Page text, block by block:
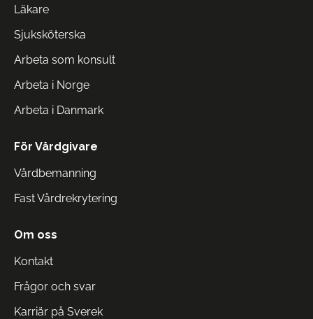
Läkare
Sjuksköterska
Arbeta som konsult
Arbeta i Norge
Arbeta i Danmark
För Vårdgivare
Vårdbemanning
Fast Vårdrekrytering
Om oss
Kontakt
Frågor och svar
Karriär på Sverek